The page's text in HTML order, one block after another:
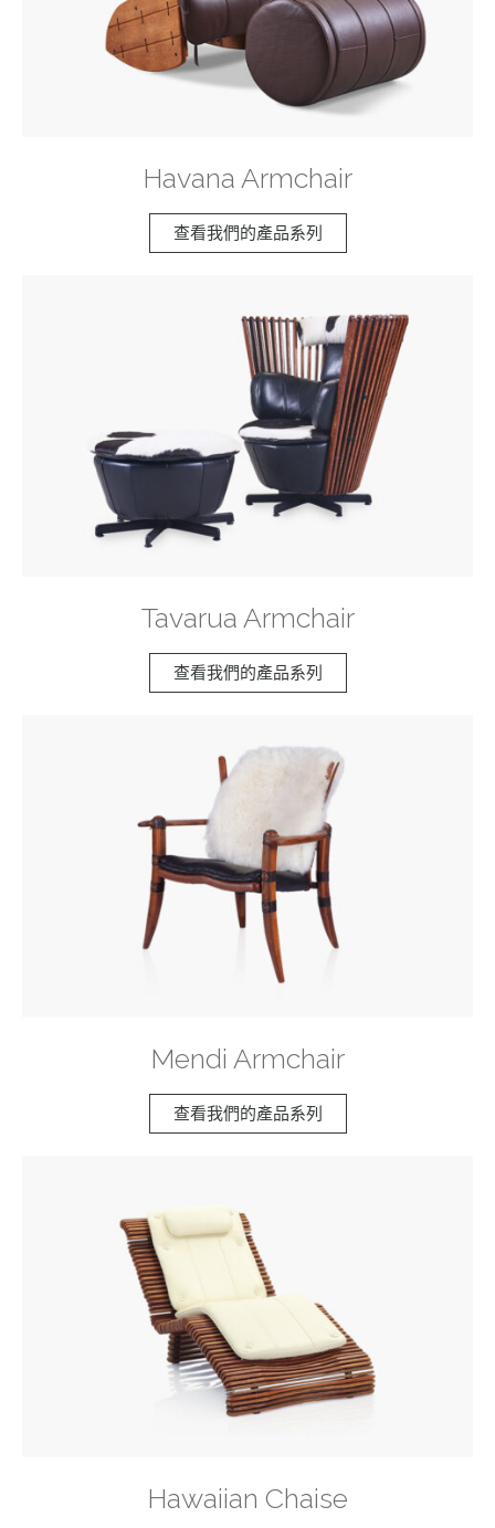
Havana Armchair
查看我們的產品系列
Tavarua Armchair
查看我們的產品系列
Mendi Armchair
查看我們的產品系列
Hawaiian Chaise